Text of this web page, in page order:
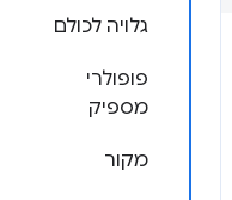
גלויה לכולם
פופולרי
מספיק
מקור